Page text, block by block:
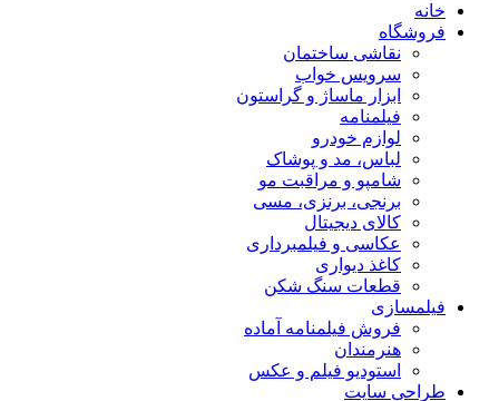
خانه
فروشگاه
نقاشی ساختمان
سرویس خواب
ابزار ماساژ و گراستون
فیلمنامه
لوازم خودرو
لباس، مد و پوشاک
شامپو و مراقبت مو
برنجی، برنزی، مسی
کالای دیجیتال
عکاسی و فیلمبرداری
کاغذ دیواری
قطعات سنگ شکن
فیلمسازی
فروش فیلمنامه آماده
هنرمندان
استودیو فیلم و عکس
طراحی سایت